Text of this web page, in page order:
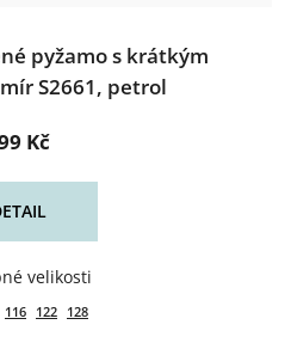
pyžamo s krátkým
S2661, petrol
Kč
116 122 128